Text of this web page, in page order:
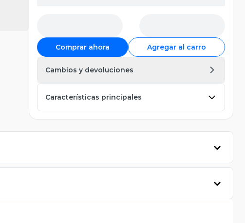
Comprar ahora Agregar al carro
Cambios y devoluciones
Características principales